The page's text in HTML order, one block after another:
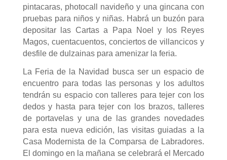
pintacaras, photocall navideño y una gincana con
pruebas para niños y niñas. Habrá un buzón para
depositar las Cartas a Papa Noel y los Reyes
Magos, cuentacuentos, conciertos de villancicos y
desfile de dulzainas para amenizar la feria.
La Feria de la Navidad busca ser un espacio de
encuentro para todas las personas y los adultos
tendrán su espacio con talleres para tejer con los
dedos y hasta para tejer con los brazos, talleres
de portavelas y una de las grandes novedades
para esta nueva edición, las visitas guiadas a la
Casa Modernista de la Comparsa de Labradores.
El domingo en la mañana se celebrará el Mercado